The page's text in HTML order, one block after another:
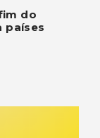
do
países